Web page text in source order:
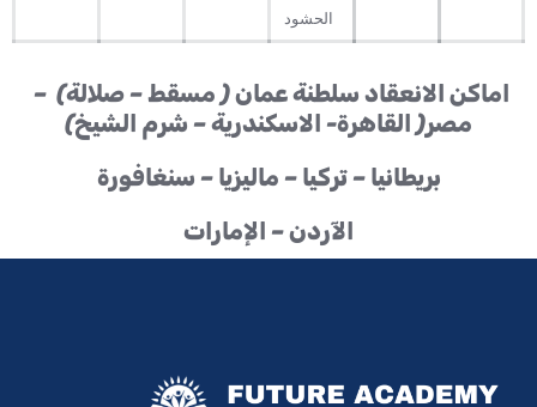
الحشود
اماكن الانعقاد سلطنة عمان ( مسقط – صلالة) –
مصر( القاهرة- الاسكندرية – شرم الشيخ)
بريطانيا – تركيا – ماليزيا – سنغافورة
الآردن – الإمارات